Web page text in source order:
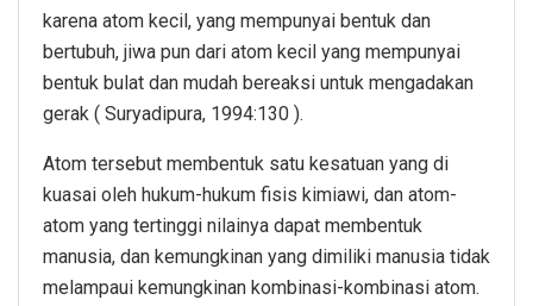
karena atom kecil, yang mempunyai bentuk dan
bertubuh, jiwa pun dari atom kecil yang mempunyai
bentuk bulat dan mudah bereaksi untuk mengadakan
gerak ( Suryadipura, 1994:130 ).
Atom tersebut membentuk satu kesatuan yang di
kuasai oleh hukum-hukum fisis kimiawi, dan atom-
atom yang tertinggi nilainya dapat membentuk
manusia, dan kemungkinan yang dimiliki manusia tidak
melampaui kemungkinan kombinasi-kombinasi atom.